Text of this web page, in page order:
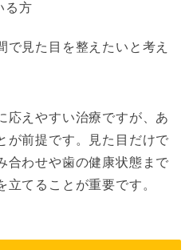
る方
で見た目を整えたいと考え
応えやすい治療ですが、あ
が前提です。見た目だけで
合わせや歯の健康状態まで
てることが重要です。